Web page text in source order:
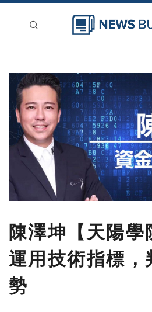
新聞稿分類
登入
刊登
陳澤坤【天陽學
運用技術指標，
勢